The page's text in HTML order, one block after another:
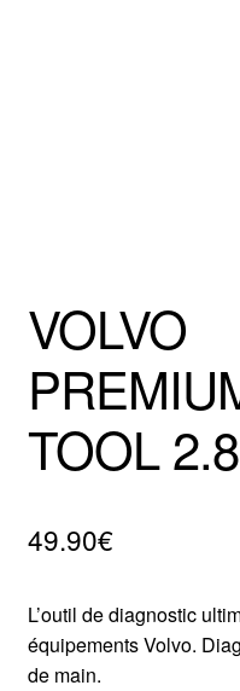
VOLVO
TOOL 2.8
49.90€
L’outil de diagnostic
équipements Volvo.
de main.